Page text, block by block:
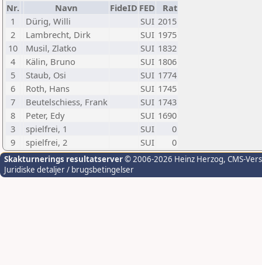
Nr. Navn FideID FED
Rat
1
Dürig, Willi SUI 2015
2
Lambrecht, Dirk SUI 1975
10
Musil, Zlatko SUI 1832
4
Kälin, Bruno SUI 1806
5
Staub, Osi SUI 1774
6
Roth, Hans SUI 1745
7
Beutelschiess, Frank SUI 1743
8
Peter, Edy SUI 1690
3
spielfrei, 1 SUI
0
9
spielfrei, 2 SUI 0
Skakturnerings resultatserver© 2006-2026 Heinz Herzog, CMS-
Juridiske detaljer / brugsbetingelser